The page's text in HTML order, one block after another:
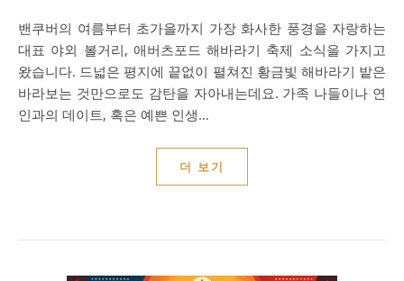
밴쿠버의 여름부터 초가을까지 가장 화사한 풍경을 자랑하는
대표 야외 볼거리, 애버츠포드 해바라기 축제 소식을 가지고
왔습니다. 드넓은 평지에 끝없이 펼쳐진 황금빛 해바라기 밭은
바라보는 것만으로도 감탄을 자아내는데요. 가족 나들이나 연
인과의 데이트, 혹은 예쁜 인생…
더 보기